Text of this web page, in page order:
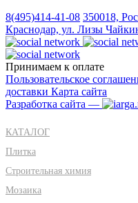
8(495)414-41-08 350018,
Краснодар, ул. Лизы
Принимаем к оплате
Пользовательское
доставки Карта сайта
Разработка сайта —
КАТАЛОГ
Плитка
Строительная химия
Мозаика